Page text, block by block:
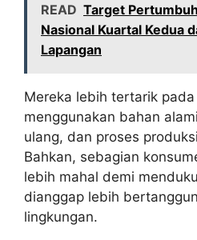
READ Target
Nasional Kuartal Kedua
Lapangan
Mereka lebih tertarik
menggunakan bahan
ulang, dan proses
Bahkan, sebagian
lebih mahal demi
dianggap lebih
lingkungan.